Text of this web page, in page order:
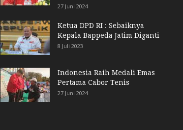
27 Juni 2024
Ketua DPD RI : Sebaiknya
Kepala Bappeda Jatim Diganti
8 Juli 2023
Indonesia Raih Medali Emas
Pertama Cabor Tenis
27 Juni 2024